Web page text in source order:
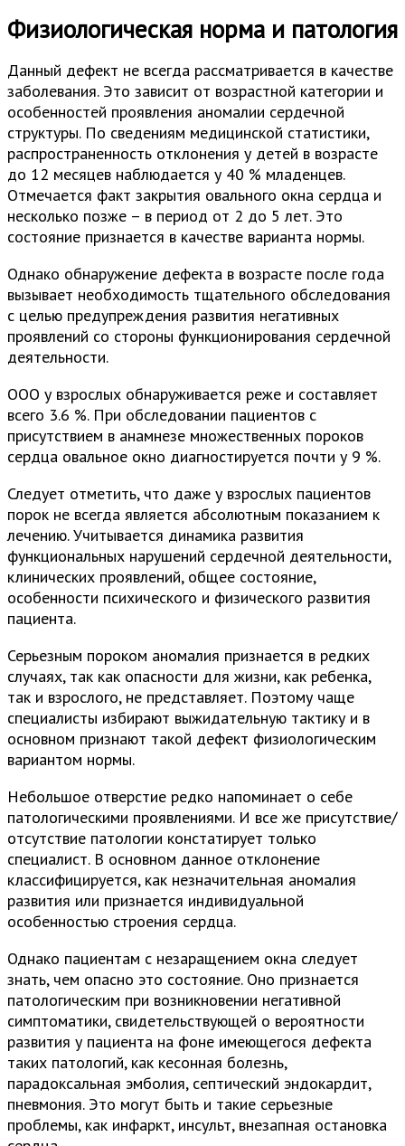
Физиологическая норма и патология
Данный дефект не всегда рассматривается в качестве
заболевания. Это зависит от возрастной категории и
особенностей проявления аномалии сердечной
структуры. По сведениям медицинской статистики,
распространенность отклонения у детей в возрасте
до 12 месяцев наблюдается у 40 % младенцев.
Отмечается факт закрытия овального окна сердца и
несколько позже – в период от 2 до 5 лет. Это
состояние признается в качестве варианта нормы.
Однако обнаружение дефекта в возрасте после года
вызывает необходимость тщательного обследования
с целью предупреждения развития негативных
проявлений со стороны функционирования сердечной
деятельности.
ООО у взрослых обнаруживается реже и составляет
всего 3.6 %. При обследовании пациентов с
присутствием в анамнезе множественных пороков
сердца овальное окно диагностируется почти у 9 %.
Следует отметить, что даже у взрослых пациентов
порок не всегда является абсолютным показанием к
лечению. Учитывается динамика развития
функциональных нарушений сердечной деятельности,
клинических проявлений, общее состояние,
особенности психического и физического развития
пациента.
Серьезным пороком аномалия признается в редких
случаях, так как опасности для жизни, как ребенка,
так и взрослого, не представляет. Поэтому чаще
специалисты избирают выжидательную тактику и в
основном признают такой дефект физиологическим
вариантом нормы.
Небольшое отверстие редко напоминает о себе
патологическими проявлениями. И все же присутствие/
отсутствие патологии констатирует только
специалист. В основном данное отклонение
классифицируется, как незначительная аномалия
развития или признается индивидуальной
особенностью строения сердца.
Однако пациентам с незаращением окна следует
знать, чем опасно это состояние. Оно признается
патологическим при возникновении негативной
симптоматики, свидетельствующей о вероятности
развития у пациента на фоне имеющегося дефекта
таких патологий, как кесонная болезнь,
парадоксальная эмболия, септический эндокардит,
пневмония. Это могут быть и такие серьезные
проблемы, как инфаркт, инсульт, внезапная остановка